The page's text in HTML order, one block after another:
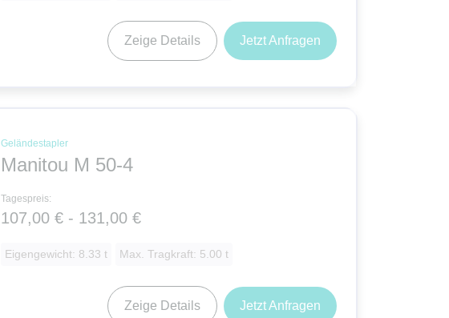
Zeige Details Jetzt Anfragen
Geländestapler
Manitou M 50-4
Tagespreis:
107,00 € - 131,00 €
Eigengewicht: 8.33 t Max. Tragkraft: 5.00 t
Zeige Details Jetzt Anfragen